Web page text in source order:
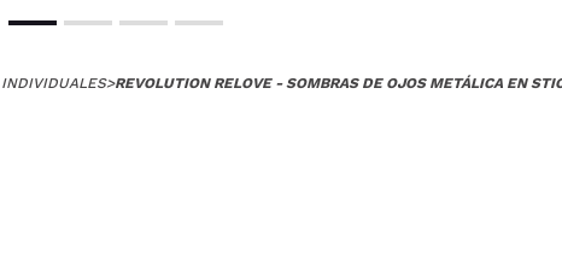
>REVOLUTION RELOVE - SOMBRAS DE OJOS METÁLICA EN